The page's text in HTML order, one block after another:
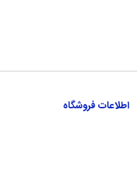
اطلاعات فروشگاه